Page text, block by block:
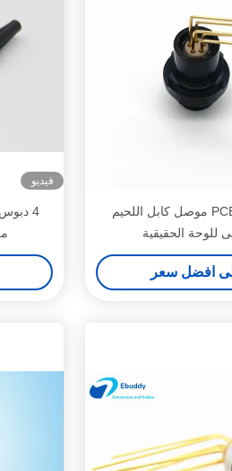
PCB Mount Fischer موصل كابل اللحيم
للوحة الحقيقية
افضل سعر
فيديو